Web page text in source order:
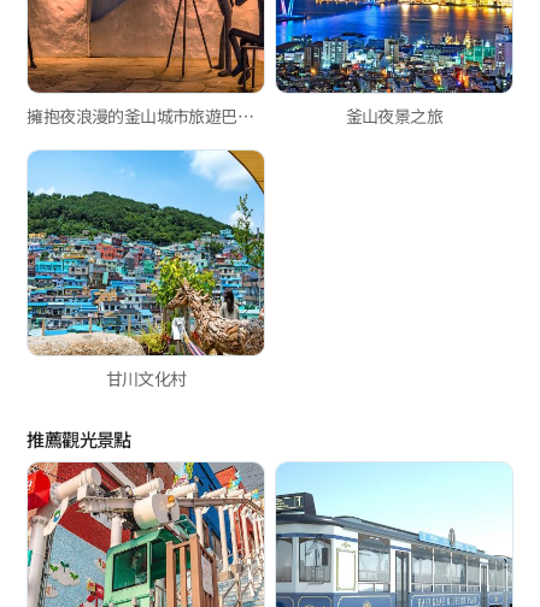
擁抱夜浪漫的釜山城市旅遊巴士橋梁兜風夜景之旅 釜山夜景之旅
甘川文化村
推薦觀光景點